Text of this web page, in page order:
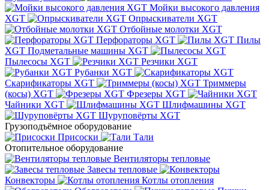
Мойки высокого давления
XGT
Опрыскиватели XGT
Отбойные молотки XGT
Перфораторы XGT
Пилы
XGT Подметальные машины XGT
Пылесосы XGT
Резчики XGT
Рубанки XGT
Скарификаторы XGT
Триммеры
(косы) XGT
Фрезеры XGT
Чайники XGT
Шлифмашины XGT
Шуруповёрты XGT
Грузоподъёмное оборудование
Присоски
Тали
Отопительное оборудование
Вентиляторы тепловые
Завесы тепловые
Конвекторы
Котлы отопления